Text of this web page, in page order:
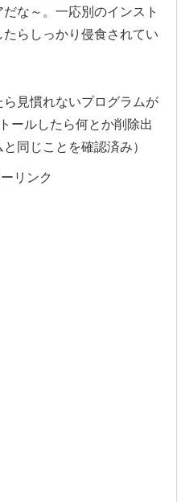
な～。 一応別のインスト
らしっかり侵食されてい
見慣れないプログラムが
ールしたら何とか削除出
同じことを確認済み）
リンク